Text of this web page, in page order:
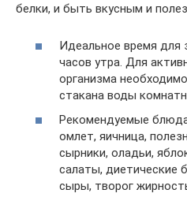
белки, и быть вкусным и
Идеальное время для
часов утра. Для
организма
стакана воды
Рекомендуемые
омлет, яичница,
сырники, оладьи,
салаты, диетические
сыры, творог